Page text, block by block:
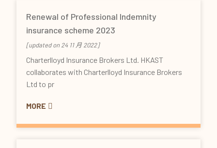
Renewal of Professional Indemnity
insurance scheme 2023
[updated on 24 11 月 2022]
Charterlloyd Insurance Brokers Ltd. HKAST
collaborates with Charterlloyd Insurance Brokers
Ltd to pr
MORE